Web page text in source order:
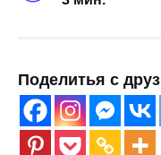
Поделитья с